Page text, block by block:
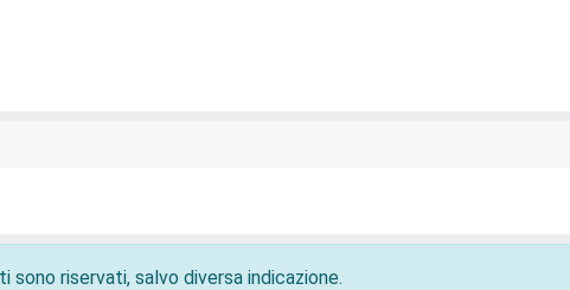
riservati, salvo diversa indicazione.